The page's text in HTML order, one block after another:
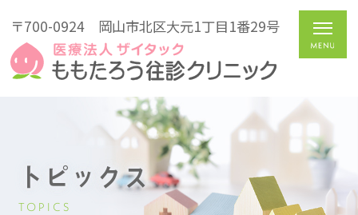
〒700-0924 岡山市北区大元1丁目1番29号
トピックス
TOPICS